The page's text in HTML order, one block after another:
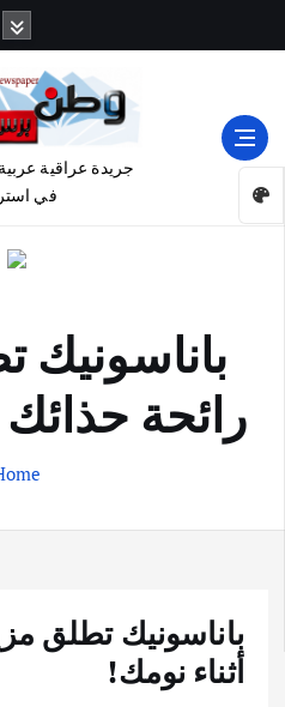
جريدة عراقية
في
باناسونيك
رائحة حذائك
باناسونيك تطلق
أثناء نومك!